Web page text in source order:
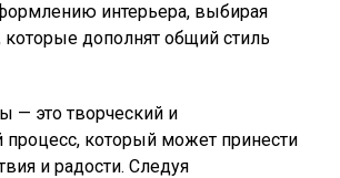
интерьера, выбирая
дополнят общий стиль
— это творческий и
который может принести
и радости. Следуя